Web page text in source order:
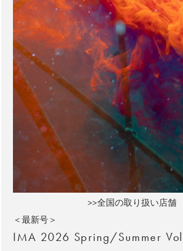
>>全国の取り扱い店舗
＜最新号＞
IMA 2026 Spring/Summer